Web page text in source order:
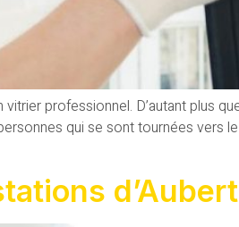
professionnel. D’autant plus
qui se sont tournées vers